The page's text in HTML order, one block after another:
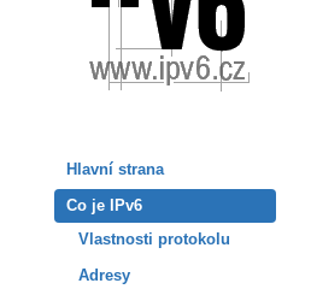
Hlavní strana
Co je IPv6
Vlastnosti protokolu
Adresy